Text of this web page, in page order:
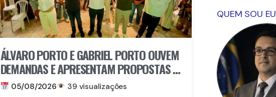
ÁLVARO PORTO E GABRIEL PORTO OUVEM
DEMANDAS E APRESENTAM PROPOSTAS E
PROJETOS A LIDERANÇAS DE PAULISTA
05/08/2026 39 visualizações
QUEM SOU EU